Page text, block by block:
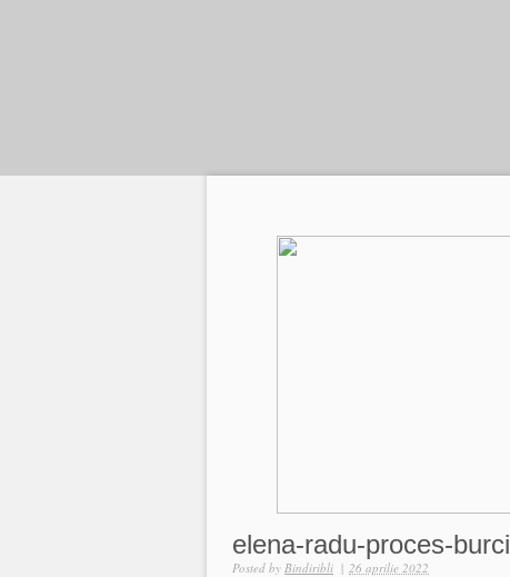
elena-radu-proces-burci
Posted by Bindiribli | 26 aprilie 2022